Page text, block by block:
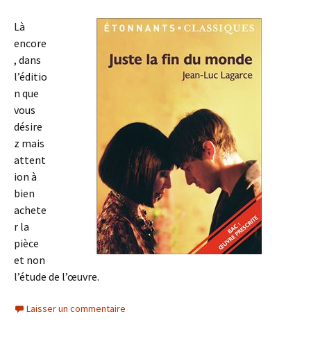
Là
encore
, dans
l’éditio
n que
vous
désire
z mais
attent
ion à
bien
achete
r la
pièce
et non
l’étude de l’œuvre.
Laisser un commentaire